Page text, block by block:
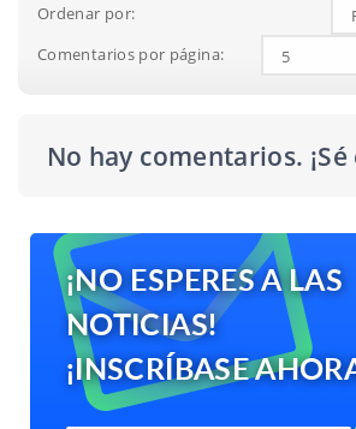
Ordenar por:
Comentarios por página:
No hay comentarios.
¡NO ESPERES A LAS
NOTICIAS!
¡INSCRÍBASE